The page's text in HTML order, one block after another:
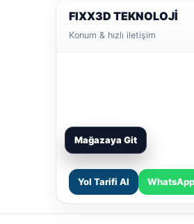
FIXX3D TEKNOLOJİ
Konum & hızlı iletişim
Mağazaya Git
Yol Tarifi Al